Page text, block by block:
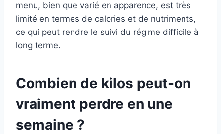
menu, bien que varié en apparence, est très
limité en termes de calories et de nutriments,
ce qui peut rendre le suivi du régime difficile à
long terme.
Combien de kilos peut-on
vraiment perdre en une
semaine ?